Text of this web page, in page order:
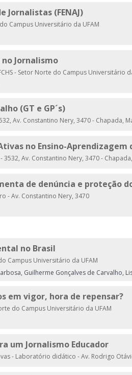
Jornalistas (FENAJ)
Campus Universitário da UFAM
Jornalismo
- Setor Norte do Campus Universitário
(GT e GP´s)
Av. Constantino Nery, 3470 - Chapada,
no Ensino-Aprendizagem
3532, Av. Constantino Nery, 3470 -
de denúncia e proteção
- Av. Constantino Nery, 3470
no Brasil
Campus Universitário da UFAM
Guilherme Gonçalves de Carvalho,
em vigor, hora de repensar?
do Campus Universitário da UFAM
um Jornalismo Educador
- Laboratório didático - Av. Rodrigo